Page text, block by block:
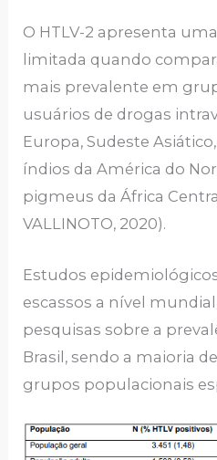
O HTLV-2 apresenta
limitada quando
mais prevalente em
usuários de drogas
Europa, Sudeste
índios da América do
pigmeus da África
VALLINOTO, 2020).
Estudos
escassos a nível
pesquisas sobre a
Brasil, sendo a maioria
grupos populacionais